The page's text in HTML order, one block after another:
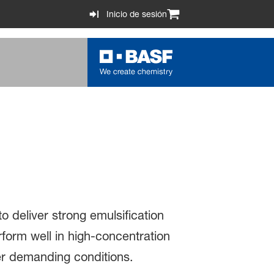
Inicio de sesión
deliver strong emulsification
well in high-concentration
demanding conditions.